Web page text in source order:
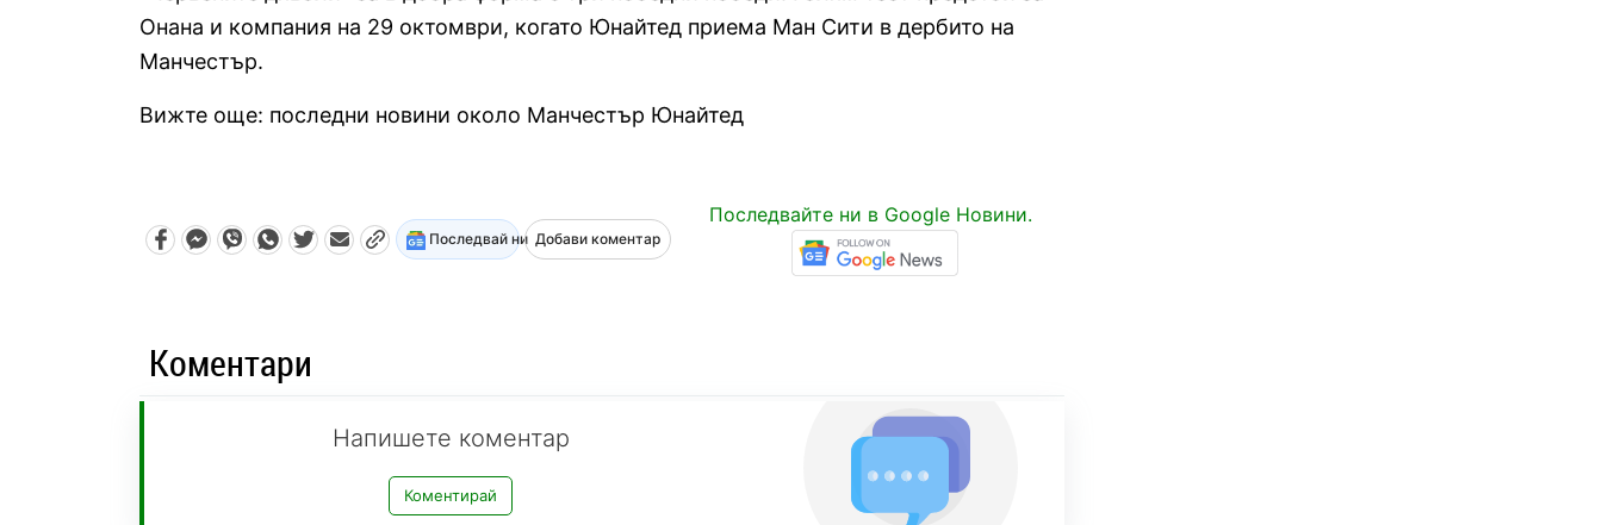
Онана и компания на 29 октомври, когато Юнайтед приема Ман Сити в дербито на
Манчестър.
Вижте още: последни новини около Манчестър Юнайтед
Последвай ни Добави коментар
Последвайте ни в Google Новини.
Коментари
Напишете коментар
Коментирай